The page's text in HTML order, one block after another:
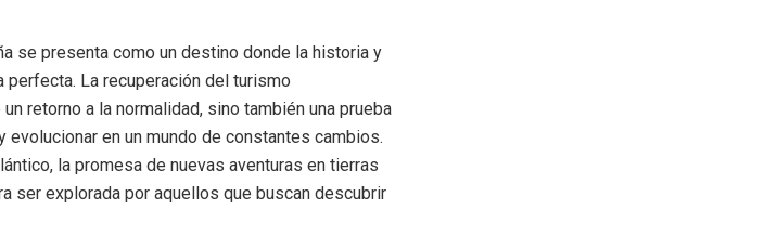
se presenta como un destino donde la historia y
La recuperación del turismo
retorno a la normalidad, sino también una prueba
en un mundo de constantes cambios.
la promesa de nuevas aventuras en tierras
ser explorada por aquellos que buscan descubrir